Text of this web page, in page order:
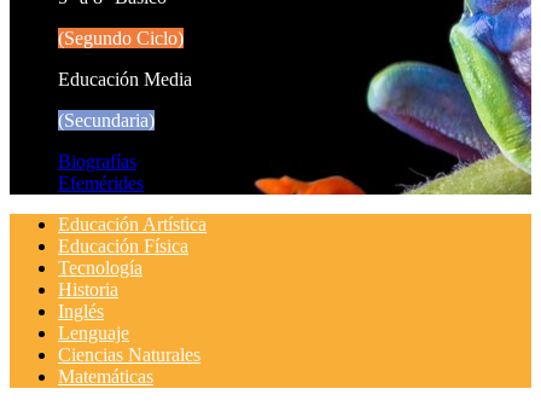
(Segundo Ciclo)
Educación Media
(Secundaria)
Biografías
Efemérides
Educación Artística
Educación Física
Tecnología
Historia
Inglés
Lenguaje
Ciencias Naturales
Matemáticas